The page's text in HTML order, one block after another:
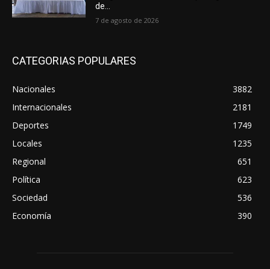
de...
7 de agosto de 2026
CATEGORIAS POPULARES
Nacionales
3882
Internacionales
2181
Deportes
1749
Locales
1235
Regional
651
Política
623
Sociedad
536
Economía
390